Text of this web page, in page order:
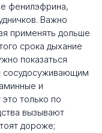
фенилэфрина,
Важно
применять дольше
срока дыхание
показаться
сосудосуживающим
и
только по
вызывают
дороже;